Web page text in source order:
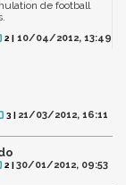
de football
2 | 10/04/2012, 13:49
3 | 21/03/2012, 16:11
2 |30/01/2012, 09:53